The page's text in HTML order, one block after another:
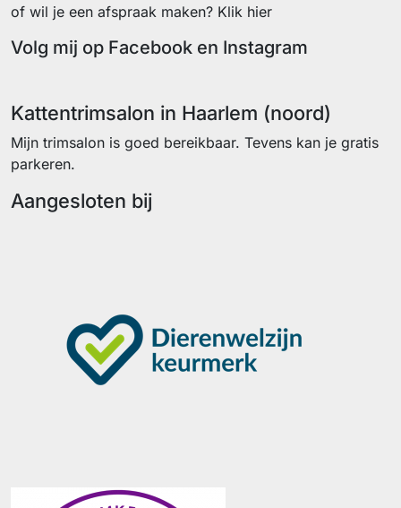
of wil je een afspraak maken? Klik hier
Volg mij op Facebook en Instagram
Kattentrimsalon in Haarlem (noord)
Mijn trimsalon is goed bereikbaar. Tevens kan je gratis
parkeren.
Aangesloten bij